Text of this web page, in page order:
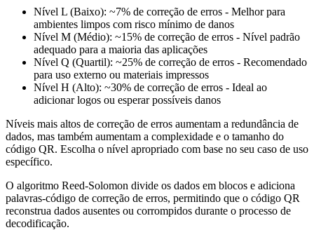
Nível L (Baixo): ~7% de correção de erros - Melhor para
ambientes limpos com risco mínimo de danos
Nível M (Médio): ~15% de correção de erros - Nível padrão
adequado para a maioria das aplicações
Nível Q (Quartil): ~25% de correção de erros - Recomendado
para uso externo ou materiais impressos
Nível H (Alto): ~30% de correção de erros - Ideal ao
adicionar logos ou esperar possíveis danos
Níveis mais altos de correção de erros aumentam a redundância de
dados, mas também aumentam a complexidade e o tamanho do
código QR. Escolha o nível apropriado com base no seu caso de uso
específico.
O algoritmo Reed-Solomon divide os dados em blocos e adiciona
palavras-código de correção de erros, permitindo que o código QR
reconstrua dados ausentes ou corrompidos durante o processo de
decodificação.